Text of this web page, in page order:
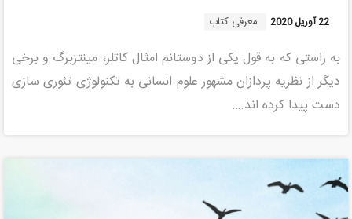
22 آوریل 2020 معرفی کتاب
به راستی که به قول یکی از دوستانم امثال کاتلر، مینتزبرگ و برخی
دیگر از نظریه پردازان مشهور علوم انسانی به تکنولوژی تئوری سازی
دست پیدا کرده اند.…